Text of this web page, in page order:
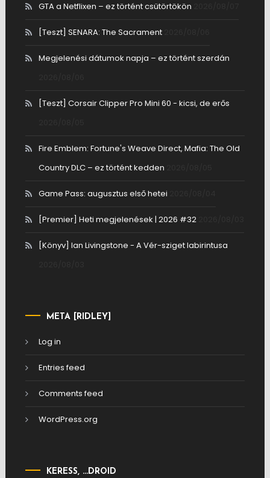
GTA a Netflixen – ez történt csütörtökön
[Teszt] SENARA: The Sacrament
Megjelenési dátumok napja – ez történt szerdán
[Teszt] Corsair Clipper Pro Mini 60 - kicsi, de erős
Fire Emblem: Fortune's Weave Direct, Mafia: The Old
Country DLC – ez történt kedden
Game Pass: augusztus első hetei
[Premier] Heti megjelenések | 2026 #32
[Könyv] Ian Livingstone - A Vér-sziget labirintusa
META [RIDLEY]
Log in
Entries feed
Comments feed
WordPress.org
KERESS, …DROID